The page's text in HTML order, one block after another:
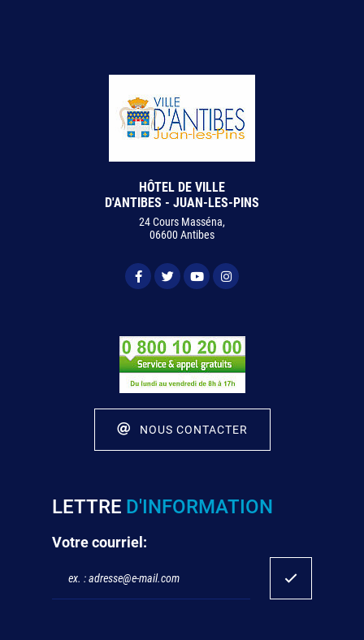
HÔTEL DE VILLE
D'ANTIBES - JUAN-LES-PINS
24 Cours Masséna,
06600 Antibes
NOUS CONTACTER
LETTRE D'INFORMATION
Votre courriel: